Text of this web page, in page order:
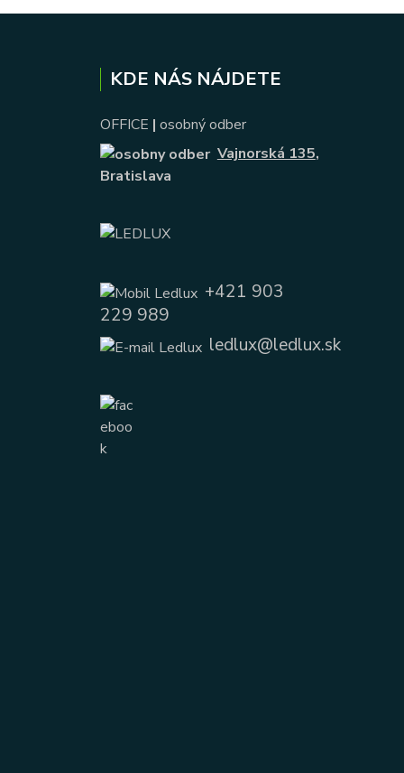
KDE NÁS NÁJDETE
OFFICE | osobný odber
Vajnorská 135,
Bratislava
+421 903
229 989
ledlux@ledlux.sk